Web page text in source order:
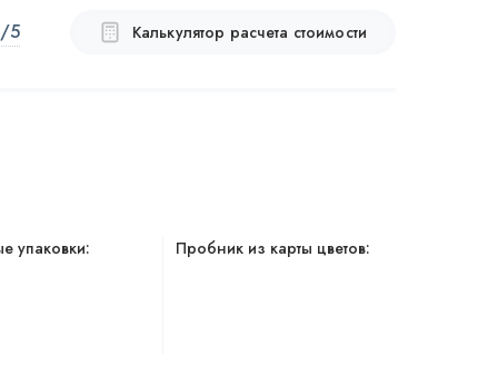
/5 Калькулятор расчета стоимости
упаковки: Пробник из карты цветов: